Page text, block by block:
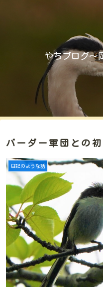
やちブログ～
バーダー軍団との
日記のような話